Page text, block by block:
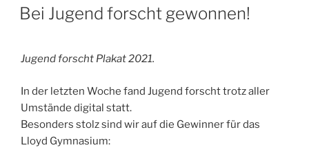
AM
Bei Jugend forscht gewonnen!
Jugend forscht Plakat 2021.
In der letzten Woche fand Jugend forscht trotz aller
Umstände digital statt.
Besonders stolz sind wir auf die Gewinner für das
Lloyd Gymnasium: